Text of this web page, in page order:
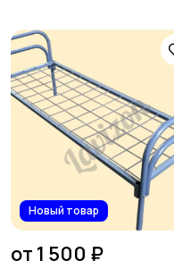
Новый товар
от 1 500 ₽